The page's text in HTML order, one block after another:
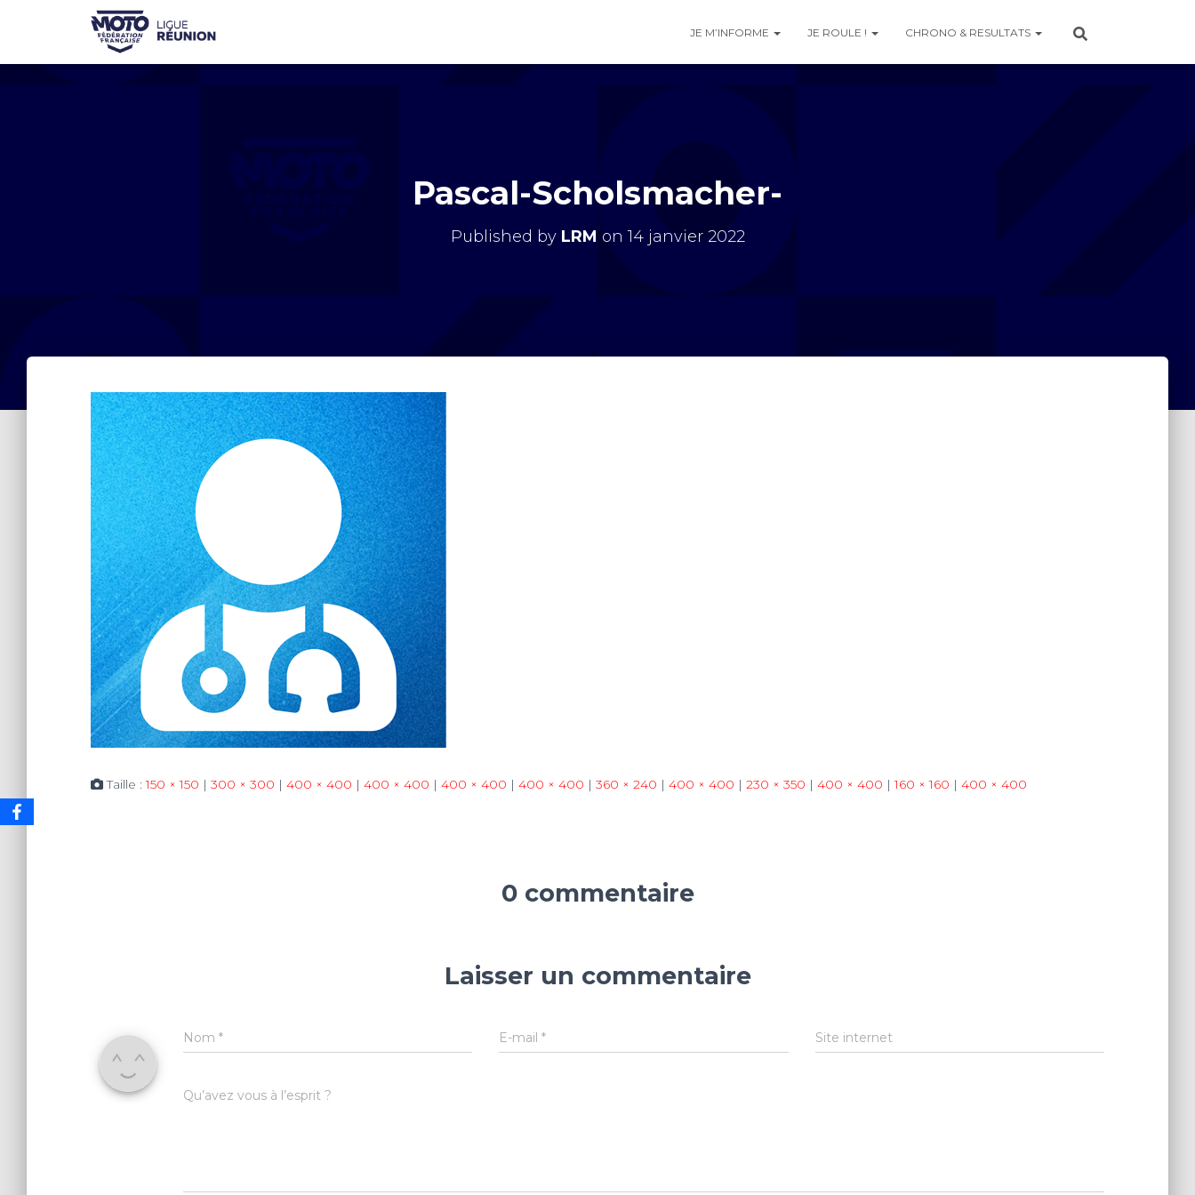
JE M’INFORME JE ROULE ! CHRONO & RESULTATS
Pascal-Scholsmacher-
Published by LRM on 14 janvier 2022
Taille :150 × 150 | 300 × 300 | 400 × 400 | 400 × 400 | 400 × 400 | 400 × 400 | 360 × 240 | 400 × 400 | 230 × 350 | 400 × 400 | 160 × 160 | 400 × 400
0 commentaire
Laisser un commentaire
Nom * E-mail* Site internet
Qu’avez vous à l’esprit ?